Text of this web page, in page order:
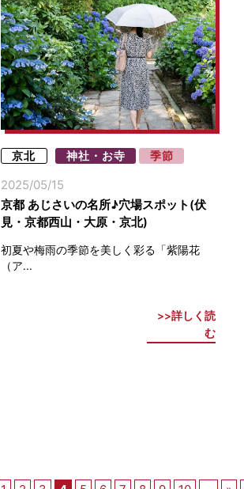
京北 神社・お寺 季節
2025/05/15
京都 あじさいの名所♪穴場スポット(伏
見・京都西山・大原・京北)
初夏や梅雨の季節を美しく彩る「紫陽花
（ア...
詳しく読
む